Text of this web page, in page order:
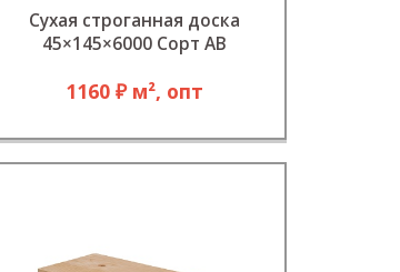
Сухая строганная доска
45×145×6000 Сорт АB
1160 ₽ м², опт